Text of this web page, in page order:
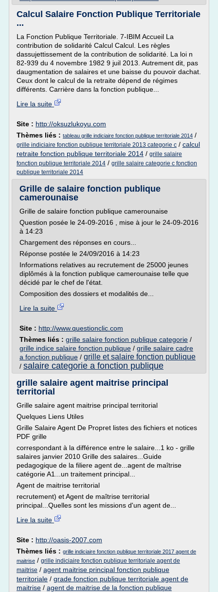
Calcul Salaire Fonction Publique Territoriale
...
La Fonction Publique Territoriale. 7-IBIM Accueil La
contribution de solidarité Calcul Calcul. Les règles
dassujettissement de la contribution de solidarité. La loi n
82-939 du 4 novembre 1982 9 juil 2013. Autrement dit, pas
daugmentation de salaires et une baisse du pouvoir dachat.
Ceux dont le calcul de la retraite dépend de régimes
différents. Carrière dans la fonction publique...
Lire la suite
Site : http://oksuzlukoyu.com
Thèmes liés : tableau grille indiciaire fonction publique territoriale 2014 /
grille indiciaire fonction publique territoriale 2013 categorie c / calcul
retraite fonction publique territoriale 2014 / grille salaire
fonction publique territoriale 2014 / grille salaire categorie c fonction
publique territoriale 2014
Grille de salaire fonction publique
camerounaise
Grille de salaire fonction publique camerounaise
Question posée le 24-09-2016 , mise à jour le 24-09-2016
à 14:23
Chargement des réponses en cours...
Réponse postée le 24/09/2016 à 14:23
Informations relatives au recrutement de 25000 jeunes
diplômés à la fonction publique camerounaise telle que
décidé par le chef de l'état.
Composition des dossiers et modalités de...
Lire la suite
Site : http://www.questionclic.com
Thèmes liés : grille salaire fonction publique categorie /
grille indice salaire fonction publique / grille salaire cadre
a fonction publique / grille et salaire fonction publique
/ salaire categorie a fonction publique
grille salaire agent maitrise principal
territorial
Grille salaire agent maitrise principal territorial
Quelques Liens Utiles
Grille Salaire Agent De Propret listes des fichiers et notices
PDF grille
correspondant à la différence entre le salaire...1 ko - grille
salaires janvier 2010 Grille des salaires...Guide
pedagogique de la filiere agent de...agent de maîtrise
catégorie A1...un traitement principal...
Agent de maitrise territorial
recrutement) et Agent de maîtrise territorial
principal...Quelles sont les missions d'un agent de...
Lire la suite
Site : http://oasis-2007.com
Thèmes liés : grille indiciaire fonction publique territoriale 2017 agent de
maitrise / grille indiciaire fonction publique territoriale agent de
maitrise / agent maitrise principal fonction publique
territoriale / grade fonction publique territoriale agent de
maitrise / agent de maitrise de la fonction publique